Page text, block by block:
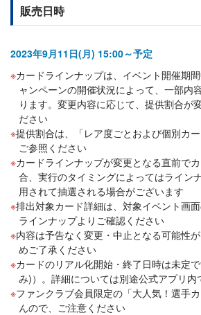
販売日時
2023年9月11日(月) 15:00～予定
カードラインナップは、イベント開催期
ャンペーンの開催状況によって、一部内
ります。変更内容に応じて、提供割合が
ださい
提供割合は、「レア度ごとおよび個別カ
ご参照ください
カードラインナップが変更となる直前で
合、実行のタイミングによってはライン
用されて抽選される場合がございます
排出対象カード詳細は、対象イベント画
ラインナップよりご確認ください
内容は予告なく変更・中止となる可能性
めご了承ください
カードのリアル化開始・終了日時は未定
み)）。詳細については別途公式アプリ内
ファンクラブ会員限定の「大人気！選手
んので、ご注意ください